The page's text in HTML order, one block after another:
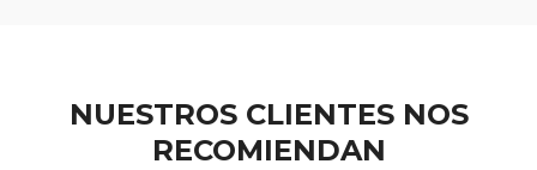
producto
producto
NUESTROS CLIENTES NOS
RECOMIENDAN